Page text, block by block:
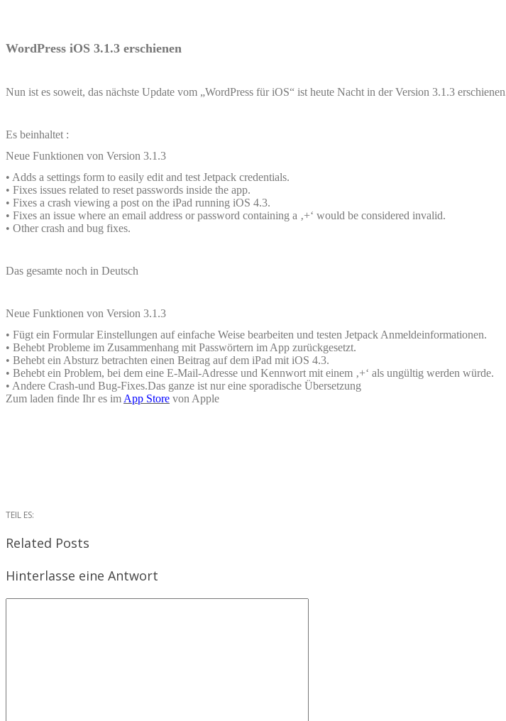
WordPress iOS 3.1.3 erschienen
Nun ist es soweit, das nächste Update vom „WordPress für iOS“ ist heute Nacht in der Version 3.1.3
Es beinhaltet :
Neue Funktionen von Version 3.1.3
• Adds a settings form to easily edit and test Jetpack credentials.
• Fixes issues related to reset passwords inside the app.
• Fixes a crash viewing a post on the iPad running iOS 4.3.
• Fixes an issue where an email address or password containing a ‚+‘ would be considered invalid.
• Other crash and bug fixes.
Das gesamte noch in Deutsch
Neue Funktionen von Version 3.1.3
• Fügt ein Formular Einstellungen auf einfache Weise bearbeiten und testen Jetpack Anmeldeinformationen.
• Behebt Probleme im Zusammenhang mit Passwörtern im App zurückgesetzt.
• Behebt ein Absturz betrachten einen Beitrag auf dem iPad mit iOS 4.3.
• Behebt ein Problem, bei dem eine E-Mail-Adresse und Kennwort mit einem ‚+‘ als ungültig werden würde.
• Andere Crash-und Bug-Fixes.Das ganze ist nur eine sporadische Übersetzung
Zum laden finde Ihr es im App Store von Apple
TEIL ES:
Related Posts
Hinterlasse eine Antwort